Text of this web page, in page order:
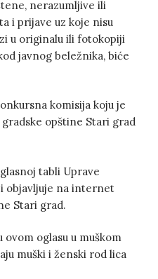
nerazumljive ili
i prijave uz koje nisu
u originalu ili fotokopiji
javnog beležnika, biće
komisija koju je
opštine Stari grad
tabli Uprave
objavljuje na internet
Stari grad.
oglasu u muškom
muški i ženski rod lica